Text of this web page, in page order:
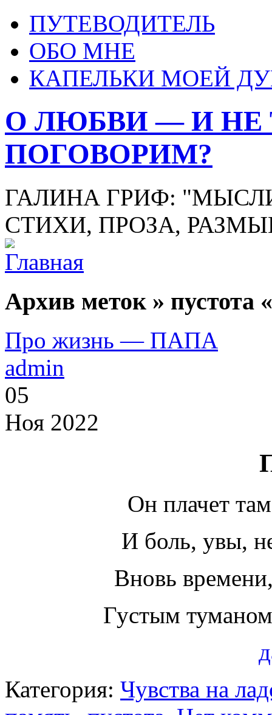
ПУТЕВОДИТЕЛЬ
ОБО МНЕ
КАПЕЛЬКИ МОЕЙ
О ЛЮБВИ — И НЕ
ПОГОВОРИМ?
ГАЛИНА ГРИФ:
СТИХИ, ПРОЗА,
Архив меток » пустота «
Про жизнь — ПАПА
admin
05
Ноя 2022
Он плачет
И боль, увы,
Вновь
Густым
Категория: Чувства на